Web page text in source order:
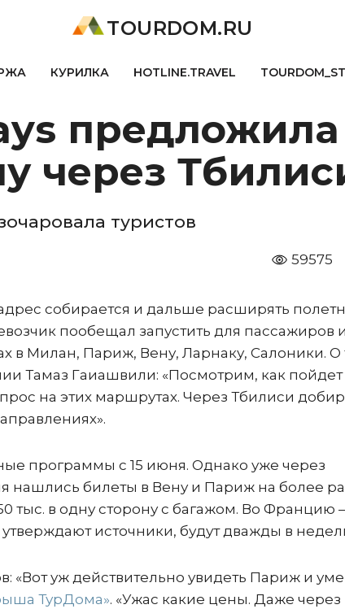
TOURDOM.RU
КУРИЛКА HOTLINE.TRAVEL
через
туристов
59575
собирается и дальше расширять
пообещал запустить для пассажиров
в Милан, Париж, Вену, Ларнаку, Салоники. О
Тамаз Гаиашвили: «Посмотрим, как пойдет
на этих маршрутах. Через Тбилиси
программы с 15 июня. Однако уже через
нашлись билеты в Вену и Париж на более
тыс. в одну сторону с багажом. Во Францию
источники, будут дважды в
«Вот уж действительно увидеть Париж и
ТурДома». «Ужас какие цены. Даже через